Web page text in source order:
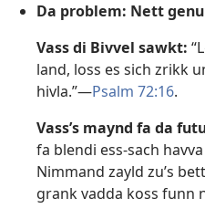
Da problem: Nett
Vass di Bivvel sawkt:
land, loss es sich zrikk
hivla.”​—Psalm 72:16.
Vass’s maynd fa da
fa blendi ess-sach
Nimmand zayld zu’s
grank vadda koss funn